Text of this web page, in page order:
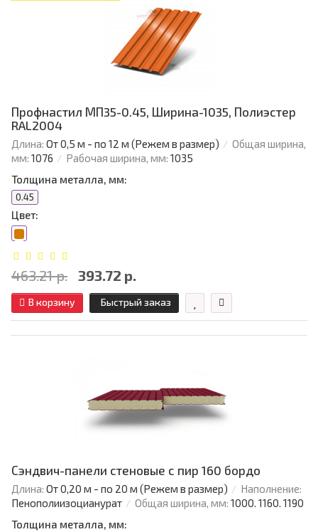
Профнастил МП35-0.45, Ширина-1035, Полиэстер
RAL2004
Длина: От 0,5 м - по 12 м (Режем в размер)
Общая ширина,
мм: 1076 Рабочая ширина, мм: 1035
Толщина металла, мм:
0.45
Цвет:
463.21 р. 393.72 р.
В корзину Быстрый заказ
Сэндвич-панели стеновые с пир 160 бордо
Длина: От 0,20 м - по 20 м (Режем в размер)
Наполнение:
Пенополиизоцианурат
Общая ширина, мм: 1000. 1160. 1190
Толщина металла, мм: